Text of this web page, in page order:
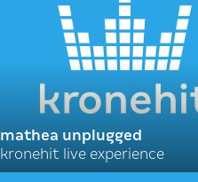
mathea unplugged
kronehit live experience